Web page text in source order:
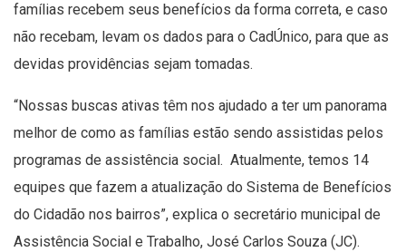
famílias recebem seus benefícios da forma correta, e caso
não recebam, levam os dados para o CadÚnico, para que as
devidas providências sejam tomadas.
“Nossas buscas ativas têm nos ajudado a ter um panorama
melhor de como as famílias estão sendo assistidas pelos
programas de assistência social. Atualmente, temos 14
equipes que fazem a atualização do Sistema de Benefícios
do Cidadão nos bairros”, explica o secretário municipal de
Assistência Social e Trabalho, José Carlos Souza (JC).